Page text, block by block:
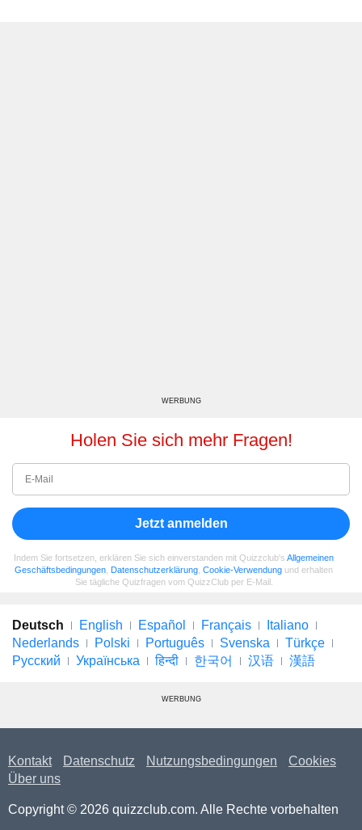
WERBUNG
Holen Sie sich mehr Fragen!
Jetzt anmelden
Indem Sie fortsetzen, erklären Sie sich einverstanden mit Quizzclub's Allgemeinen
Geschäftsbedingungen Datenschutzerklärung Cookie-Verwendung und erhalten
Sie tägliche Quizfragen vom QuizzClub per E-Mail.
Deutsch English Español Français
Italiano
Nederlands
Polski Português Svenska
Türkçe
Русский
Українська हिन्दी 한국어 汉语 漢語
WERBUNG
Kontakt Datenschutz Nutzungsbedingungen
Cookies
Über uns
Copyright © 2026 quizzclub.com. Alle Rechte vorbehalten